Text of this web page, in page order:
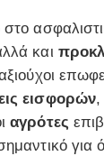
στο
και
εισφορών,
αγρότες
για